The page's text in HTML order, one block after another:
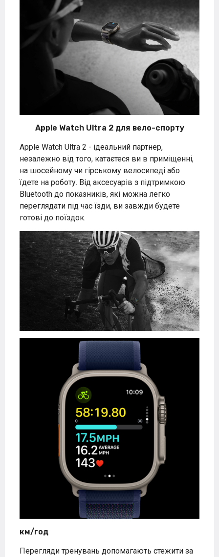
Apple Watch Ultra 2 для вело-спорту
Apple Watch Ultra 2 - ідеальний партнер,
незалежно від того, катаєтеся ви в приміщенні,
на шосейному чи гірському велосипеді або
їдете на роботу. Від аксесуарів з підтримкою
Bluetooth до показників, які можна легко
переглядати під час їзди, ви завжди будете
готові до поїздок.
км/год
Перегляди тренувань допомагають стежити за